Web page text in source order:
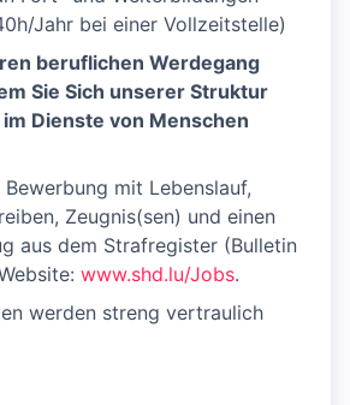
Jahr bei einer Vollzeitstelle)
beruflichen Werdegang
Sie Sich unserer Struktur
Dienste von Menschen
Bewerbung mit Lebenslauf,
Zeugnis(sen) und einen
aus dem Strafregister (Bulletin
www.shd.lu/Jobs.
werden streng vertraulich